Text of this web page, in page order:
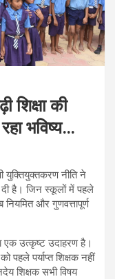
शिक्षा की
भविष्य…
युक्तियुक्तकरण नीति ने
दी है। जिन स्कूलों में पहले
नियमित और गुणवत्तापूर्ण
एक उत्कृष्ट उदाहरण है।
पहले पर्याप्त शिक्षक नहीं
शिक्षक सभी विषय